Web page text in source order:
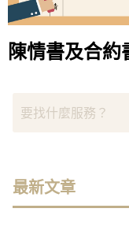
陳情書及合約
最新文章